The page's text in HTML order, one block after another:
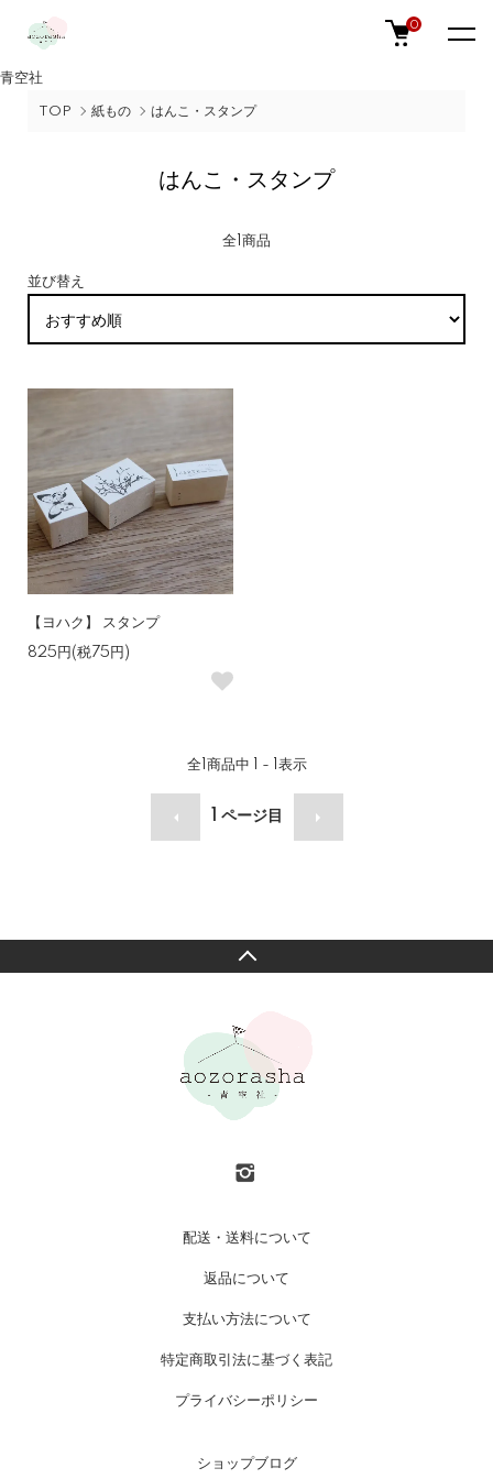
青空社
0
TOP 紙もの はんこ・スタンプ
はんこ・スタンプ
全1商品
並び替え
【ヨハク】 スタンプ
825円(税75円)
全1 商品中 1 - 1 表示
ページ目
配送・送料について
返品について
支払い方法について
特定商取引法に基づく表記
プライバシーポリシー
ショップブログ